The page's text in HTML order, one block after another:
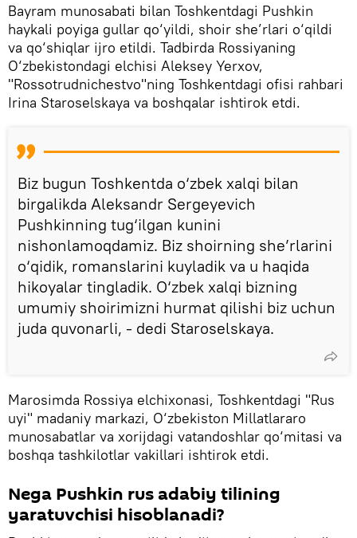
Bayram munosabati bilan Toshkentdagi Pushkin
haykali poyiga gullar qo‘yildi, shoir she’rlari o‘qildi
va qo‘shiqlar ijro etildi. Tadbirda Rossiyaning
O‘zbekistondagi elchisi Aleksey Yerxov,
"Rossotrudnichestvo"ning Toshkentdagi ofisi rahbari
Irina Staroselskaya va boshqalar ishtirok etdi.
Biz bugun Toshkentda o‘zbek xalqi bilan
birgalikda Aleksandr Sergeyevich
Pushkinning tug‘ilgan kunini
nishonlamoqdamiz. Biz shoirning she’rlarini
o‘qidik, romanslarini kuyladik va u haqida
hikoyalar tingladik. O‘zbek xalqi bizning
umumiy shoirimizni hurmat qilishi biz uchun
juda quvonarli, - dedi Staroselskaya.
Marosimda Rossiya elchixonasi, Toshkentdagi "Rus
uyi" madaniy markazi, O‘zbekiston Millatlararo
munosabatlar va xorijdagi vatandoshlar qo‘mitasi va
boshqa tashkilotlar vakillari ishtirok etdi.
Nega Pushkin rus adabiy tilining
yaratuvchisi hisoblanadi?